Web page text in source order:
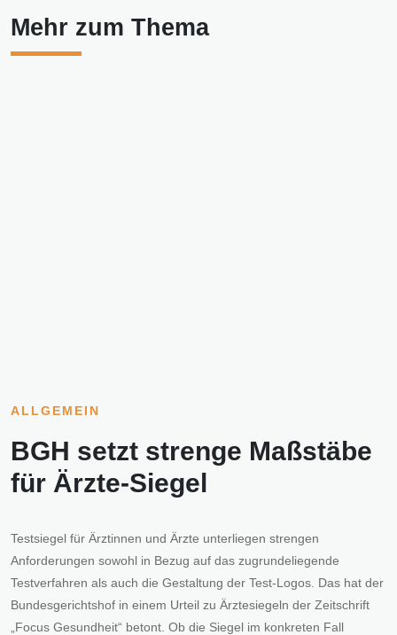
Mehr zum Thema
ALLGEMEIN
BGH setzt strenge Maßstäbe
für Ärzte-Siegel
Testsiegel für Ärztinnen und Ärzte unterliegen strengen
Anforderungen sowohl in Bezug auf das zugrundeliegende
Testverfahren als auch die Gestaltung der Test-Logos. Das hat der
Bundesgerichtshof in einem Urteil zu Ärztesiegeln der Zeitschrift
„Focus Gesundheit“ betont. Ob die Siegel im konkreten Fall